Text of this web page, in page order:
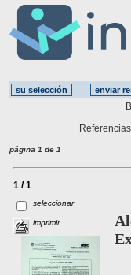
página 1 de 1
1 / 1
seleccionar
imprimir